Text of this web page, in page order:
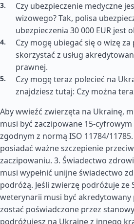
Czy ubezpieczenie medyczne
wizowego? Tak, polisa
ubezpieczenia 30 000 EUR jest
Czy mogę ubiegać się o wizę
skorzystać z usług
prawnej.
Czy mogę teraz polecieć na
znajdziesz tutaj: Czy można
Aby wwieźć zwierzęta na Ukrainę,
musi być zaczipowane 15-
zgodnym z normą ISO 11784/
posiadać ważne szczepienie
zaczipowaniu. 3. Świadectwo
musi wypełnić unijne świadectwo
podróżą. Jeśli zwierzę podróżuje
weterynarii musi być akredytowany
zostać poświadczone przez
podróżujesz na Ukrainę z innego